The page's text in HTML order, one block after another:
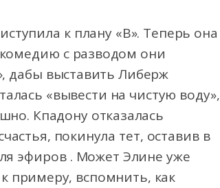
к плану «В». Теперь она
с разводом они
дабы выставить Либерж
«вывести на чистую воду»,
Кпадону отказалась
покинула тет, оставив в
эфиров . Может Элине уже
примеру, вспомнить, как